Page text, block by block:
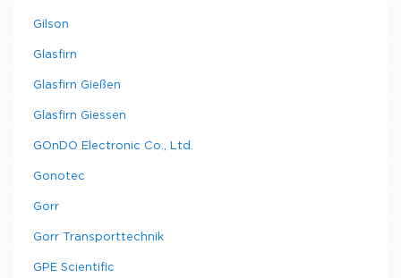
Gilson
Glasfirn
Glasfirn Gießen
Glasfirn Giessen
GOnDO Electronic Co., Ltd.
Gonotec
Gorr
Gorr Transporttechnik
GPE Scientific